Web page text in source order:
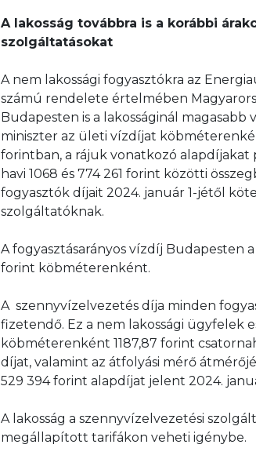
A lakosság továbbra is a korábbi
szolgáltatásokat
A nem lakossági fogyasztókra az
számú rendelete értelmében
Budapesten is a lakosságinál
miniszter az ületi vízdíjat
forintban, a rájuk vonatkozó
havi 1068 és 774 261 forint közötti
fogyasztók díjait 2024. január 1-jétől
szolgáltatóknak.
A fogyasztásarányos vízdíj Budapesten
forint köbméterenként.
A szennyvízelvezetés díja minden
fizetendő. Ez a nem lakossági ügyfelek
köbméterenként 1187,87 forint
díjat, valamint az átfolyási mérő
529 394 forint alapdíjat jelent 2024.
A lakosság a szennyvízelvezetési
megállapított tarifákon veheti igénybe.